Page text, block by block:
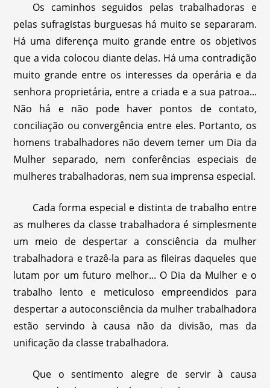
Os caminhos seguidos pelas trabalhadoras e
pelas sufragistas burguesas há muito se separaram.
Há uma diferença muito grande entre os objetivos
que a vida colocou diante delas. Há uma contradição
muito grande entre os interesses da operária e da
senhora proprietária, entre a criada e a sua patroa...
Não há e não pode haver pontos de contato,
conciliação ou convergência entre eles. Portanto, os
homens trabalhadores não devem temer um Dia da
Mulher separado, nem conferências especiais de
mulheres trabalhadoras, nem sua imprensa especial.
Cada forma especial e distinta de trabalho entre
as mulheres da classe trabalhadora é simplesmente
um meio de despertar a consciência da mulher
trabalhadora e trazê-la para as fileiras daqueles que
lutam por um futuro melhor... O Dia da Mulher e o
trabalho lento e meticuloso empreendidos para
despertar a autoconsciência da mulher trabalhadora
estão servindo à causa não da divisão, mas da
unificação da classe trabalhadora.
Que o sentimento alegre de servir à causa